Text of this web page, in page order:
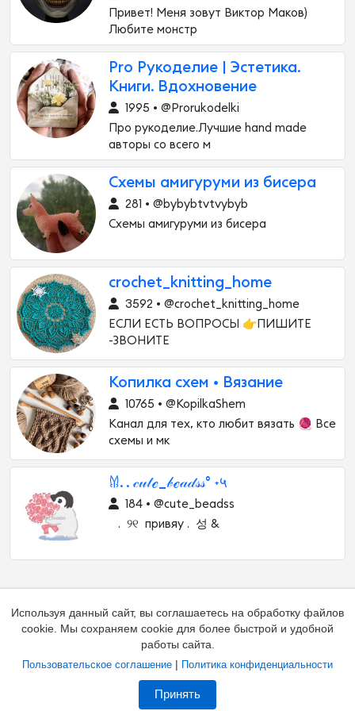
Привет! Меня зовут Виктор Маков)
Любите монстр
Pro Рукоделие | Эстетика.
Книги. Вдохновение
1995 • @Prorukodelki
Про рукоделие.Лучшие hand made
авторы со всего м
Схемы амигуруми из бисера
281 • @bybybtvtvybyb
Схемы амигуруми из бисера
crochet_knitting_home
3592 • @crochet_knitting_home
ЕСЛИ ЕСТЬ ВОПРОСЫ 👉ПИШИТЕ
-ЗВОНИТЕ
Копилка схем • Вязание
10765 • @KopilkaShem
Канал для тех, кто любит вязать 🧶 Все
схемы и мк
𐀔. . 𝒸𝓊𝓉ℯ_𝒷ℯ𝒶𝒹𝓈𝓈° ˖५
184 • @cute_beadss
. ୨୧ привяу . 성 &
Контакты
Используя данный сайт, вы соглашаетесь на обработку файлов
cookie. Мы сохраняем cookie для более быстрой и удобной
работы сайта.
Пользовательское соглашение | Политика конфиденциальности
Принять